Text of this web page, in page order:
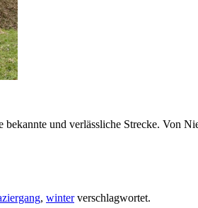
und verlässliche Strecke. Von
, winterverschlagwortet.